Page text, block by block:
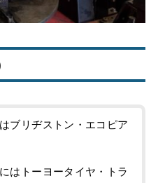
ブリヂストン・エコピア
はトーヨータイヤ・トラ